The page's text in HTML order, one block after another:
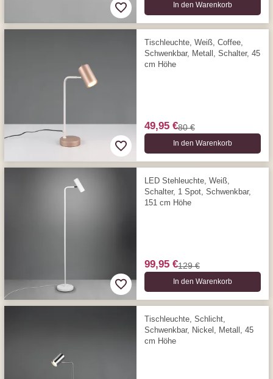
In den Warenkorb
Tischleuchte, Weiß, Coffee,
Schwenkbar, Metall, Schalter, 45
cm Höhe
49,95 €80 €
In den Warenkorb
LED Stehleuchte, Weiß,
Schalter, 1 Spot, Schwenkbar,
151 cm Höhe
99,95 €129 €
In den Warenkorb
Tischleuchte, Schlicht,
Schwenkbar, Nickel, Metall, 45
cm Höhe